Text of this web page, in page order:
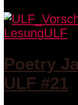
LesungULF
Poetry
ULF #21